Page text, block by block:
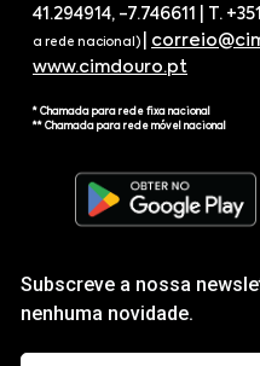
41.294914, -7.746611 | T.
a rede nacional)
www.cimdouro.pt
* Chamada para rede fixa nacional
** Chamada para rede móvel nacional
Subscreve a nossa
nenhuma novidade.